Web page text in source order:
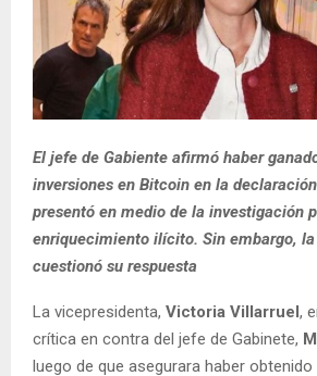
El jefe de Gabiente afirmó haber
inversiones en Bitcoin en la
presentó en medio de la investigación
enriquecimiento ilícito. Sin embargo,
cuestionó su respuesta
La vicepresidenta, Victoria Villarruel,
crítica en contra del jefe de Gabinete,
luego de que asegurara haber obtenido